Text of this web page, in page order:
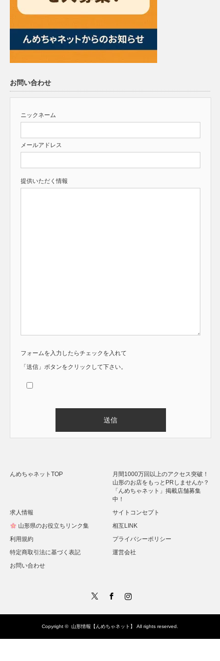
お問い合わせ
ニックネーム
メールアドレス
提供いただく情報
フォームを入力したらチェックを入れて
「送信」ボタンをクリックして下さい。
んめちゃネットTOP
月間1000万回以上のアクセス突破！
山形のお店をもっとPRしませんか？
「んめちゃネット」掲載店舗募集
中！
求人情報
サイトコンセプト
山形県のお役立ちリンク集
相互LINK
利用規約
プライバシーポリシー
特定商取引法に基づく表記
運営会社
お問い合わせ
Instagram
Copyright © 山形情報【んめちゃネット】 All rights reserved.